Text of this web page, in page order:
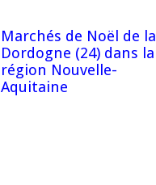
Marchés de Noël de la
Dordogne (24) dans la
région Nouvelle-
Aquitaine